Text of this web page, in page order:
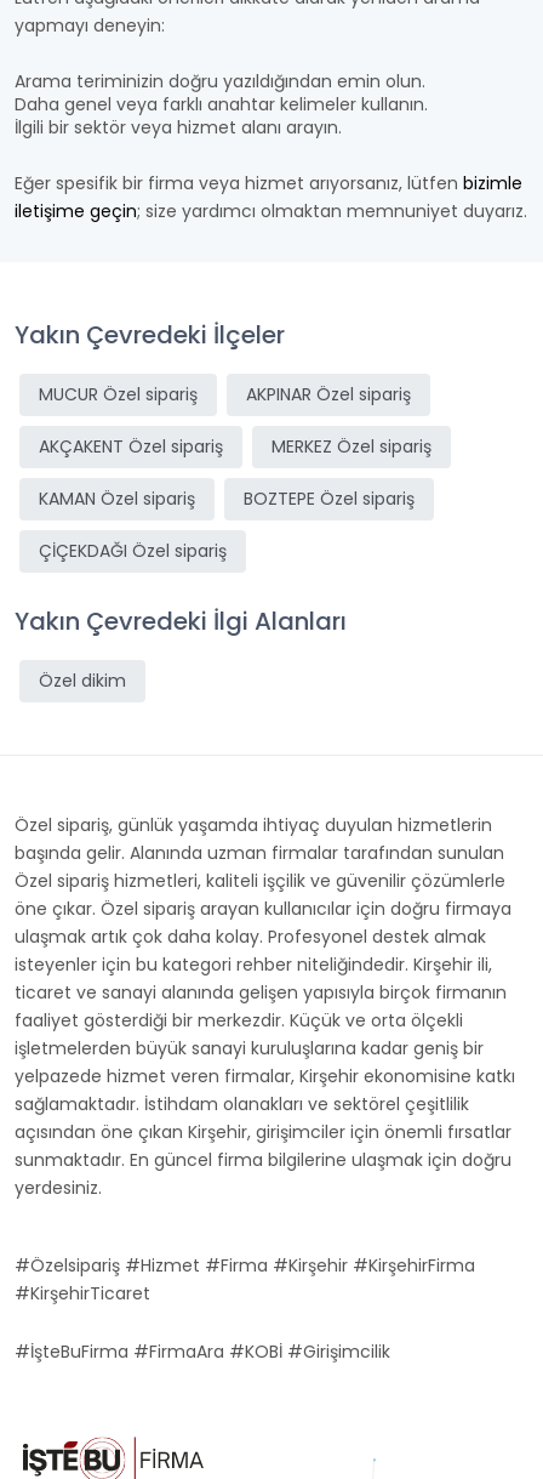
yapmayı deneyin:
Arama teriminizin doğru yazıldığından emin olun.
Daha genel veya farklı anahtar kelimeler kullanın.
İlgili bir sektör veya hizmet alanı arayın.
Eğer spesifik bir firma veya hizmet arıyorsanız, lütfen bizimle
iletişime geçin; size yardımcı olmaktan memnuniyet duyarız.
Yakın Çevredeki İlçeler
MUCUR Özel sipariş AKPINAR Özel sipariş
AKÇAKENT Özel sipariş MERKEZ Özel sipariş
KAMAN Özel sipariş BOZTEPE Özel sipariş
ÇİÇEKDAĞI Özel sipariş
Yakın Çevredeki İlgi Alanları
Özel dikim
Özel sipariş, günlük yaşamda ihtiyaç duyulan hizmetlerin
başında gelir. Alanında uzman firmalar tarafından sunulan
Özel sipariş hizmetleri, kaliteli işçilik ve güvenilir çözümlerle
öne çıkar. Özel sipariş arayan kullanıcılar için doğru firmaya
ulaşmak artık çok daha kolay. Profesyonel destek almak
isteyenler için bu kategori rehber niteliğindedir. Kirşehir ili,
ticaret ve sanayi alanında gelişen yapısıyla birçok firmanın
faaliyet gösterdiği bir merkezdir. Küçük ve orta ölçekli
işletmelerden büyük sanayi kuruluşlarına kadar geniş bir
yelpazede hizmet veren firmalar, Kirşehir ekonomisine katkı
sağlamaktadır. İstihdam olanakları ve sektörel çeşitlilik
açısından öne çıkan Kirşehir, girişimciler için önemli fırsatlar
sunmaktadır. En güncel firma bilgilerine ulaşmak için doğru
yerdesiniz.
#Özelsipariş #Hizmet #Firma #Kirşehir #KirşehirFirma
#KirşehirTicaret
#İşteBuFirma #FirmaAra #KOBİ #Girişimcilik